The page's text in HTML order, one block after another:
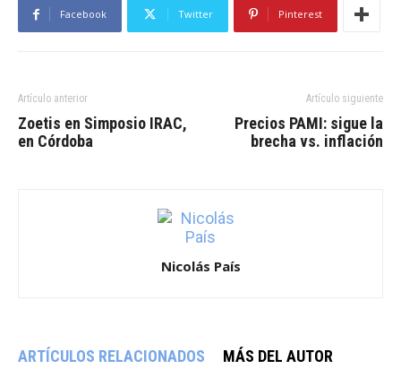
Facebook Twitter Pinterest
Artículo anterior
Zoetis en Simposio IRAC,
en Córdoba
Artículo siguiente
Precios PAMI: sigue la
brecha vs. inflación
Nicolás País
ARTÍCULOS RELACIONADOS MÁS DEL AUTOR